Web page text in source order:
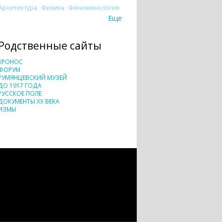
Физика Феноменология
Еще
сайты
МУЗЕЙ
1917 ГОДА
ПОЛЕ
XX ВЕКА